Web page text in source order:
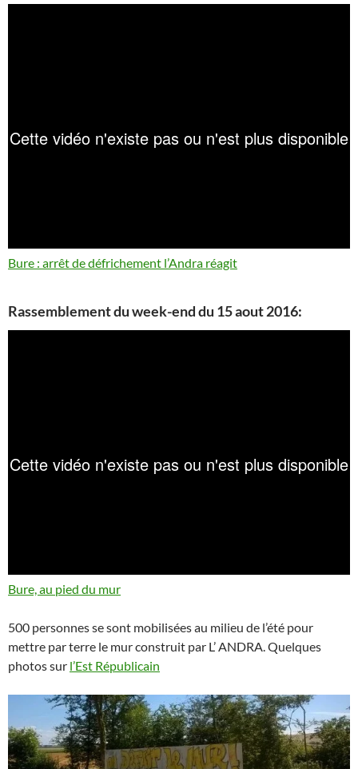
Bure : arrêt de défrichement l’Andra réagit
Rassemblement du week-end du 15 aout 2016:
Bure, au pied du mur
500 personnes se sont mobilisées au milieu de l’été pour
mettre par terre le mur construit par L’ ANDRA. Quelques
photos sur l’Est Républicain